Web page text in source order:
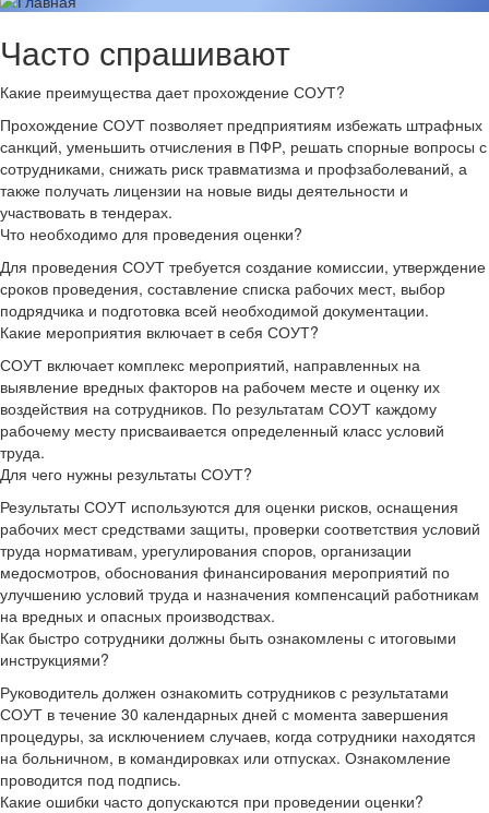
Часто спрашивают
Какие преимущества дает прохождение СОУТ?
Прохождение СОУТ позволяет предприятиям избежать штрафных
санкций, уменьшить отчисления в ПФР, решать спорные вопросы с
сотрудниками, снижать риск травматизма и профзаболеваний, а
также получать лицензии на новые виды деятельности и
участвовать в тендерах.
Что необходимо для проведения оценки?
Для проведения СОУТ требуется создание комиссии, утверждение
сроков проведения, составление списка рабочих мест, выбор
подрядчика и подготовка всей необходимой документации.
Какие мероприятия включает в себя СОУТ?
СОУТ включает комплекс мероприятий, направленных на
выявление вредных факторов на рабочем месте и оценку их
воздействия на сотрудников. По результатам СОУТ каждому
рабочему месту присваивается определенный класс условий
труда.
Для чего нужны результаты СОУТ?
Результаты СОУТ используются для оценки рисков, оснащения
рабочих мест средствами защиты, проверки соответствия условий
труда нормативам, урегулирования споров, организации
медосмотров, обоснования финансирования мероприятий по
улучшению условий труда и назначения компенсаций работникам
на вредных и опасных производствах.
Как быстро сотрудники должны быть ознакомлены с итоговыми
инструкциями?
Руководитель должен ознакомить сотрудников с результатами
СОУТ в течение 30 календарных дней с момента завершения
процедуры, за исключением случаев, когда сотрудники находятся
на больничном, в командировках или отпусках. Ознакомление
проводится под подпись.
Какие ошибки часто допускаются при проведении оценки?